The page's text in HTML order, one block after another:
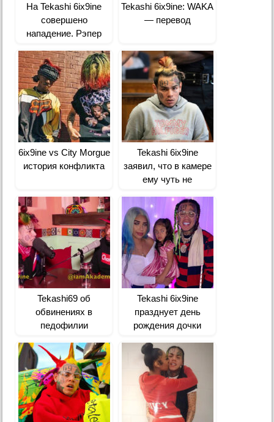
На Tekashi 6ix9ine
совершено
нападение. Рэпер
Tekashi 6ix9ine: WAKA
— перевод
6ix9ine vs City Morgue
история конфликта
Tekashi 6ix9ine
заявил, что в камере
ему чуть не
Tekashi69 об
обвинениях в
педофилии
Tekashi 6ix9ine
празднует день
рождения дочки